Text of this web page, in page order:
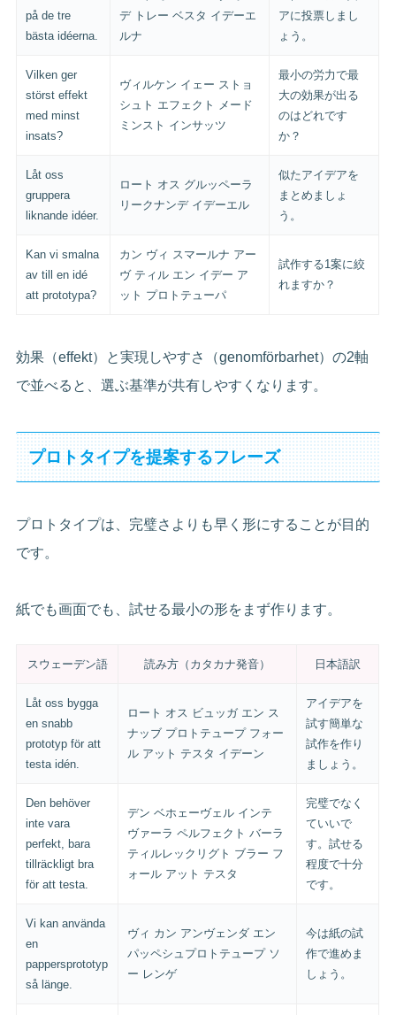
på de tre
bästa idéerna.
デ トレー ベスタ イデーエ
ルナ
アに投票しまし
ょう。
Vilken ger
störst effekt
med minst
insats?
ヴィルケン イェー ストョ
シュト エフェクト メード
ミンスト インサッツ
最小の労力で最
大の効果が出る
のはどれです
か？
Låt oss
gruppera
liknande idéer.
ロート オス グルッペーラ
リークナンデ イデーエル
似たアイデアを
まとめましょ
う。
Kan vi smalna
av till en idé
att prototypa?
カン ヴィ スマールナ アー
ヴ ティル エン イデー ア
ット プロトテューパ
試作する1案に絞
れますか？
効果（effekt）と実現しやすさ（genomförbarhet）の2軸
で並べると、選ぶ基準が共有しやすくなります。
プロトタイプを提案するフレーズ
プロトタイプは、完璧さよりも早く形にすることが目的
です。
紙でも画面でも、試せる最小の形をまず作ります。
スウェーデン語 読み方（カタカナ発音） 日本語訳
Låt oss bygga
en snabb
prototyp för att
testa idén.
ロート オス ビュッガ エン ス
ナッブ プロトテュープ フォー
ル アット テスタ イデーン
アイデアを
試す簡単な
試作を作り
ましょう。
Den behöver
inte vara
perfekt, bara
tillräckligt bra
för att testa.
デン ベホェーヴェル インテ
ヴァーラ ペルフェクト バーラ
ティルレックリグト ブラー フ
ォール アット テスタ
完璧でなく
ていいで
す。試せる
程度で十分
です。
Vi kan använda
en
pappersprototyp
så länge.
ヴィ カン アンヴェンダ エン
パッペシュプロトテュープ ソ
ー レンゲ
今は紙の試
作で進めま
しょう。